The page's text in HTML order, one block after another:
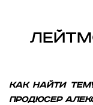
Как найти
продюсер